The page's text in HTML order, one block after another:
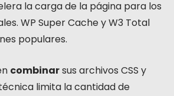
la carga de la página para los
WP Super Cache y W3 Total
populares.
combinarsus archivos CSS y
limita la cantidad de